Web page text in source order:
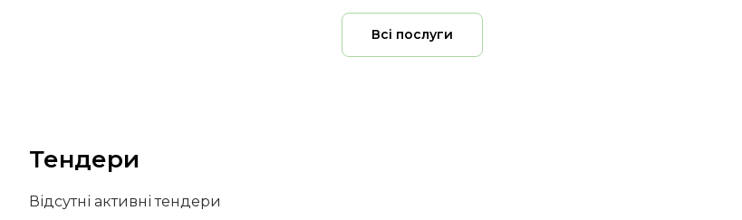
Всі послуги
Тендери
Відсутні активні тендери